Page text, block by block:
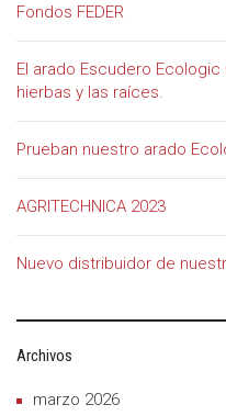
Fondos FEDER
El arado Escudero
hierbas y las raíces.
Prueban nuestro arado
AGRITECHNICA 2023
Nuevo distribuidor de
Archivos
marzo 2026